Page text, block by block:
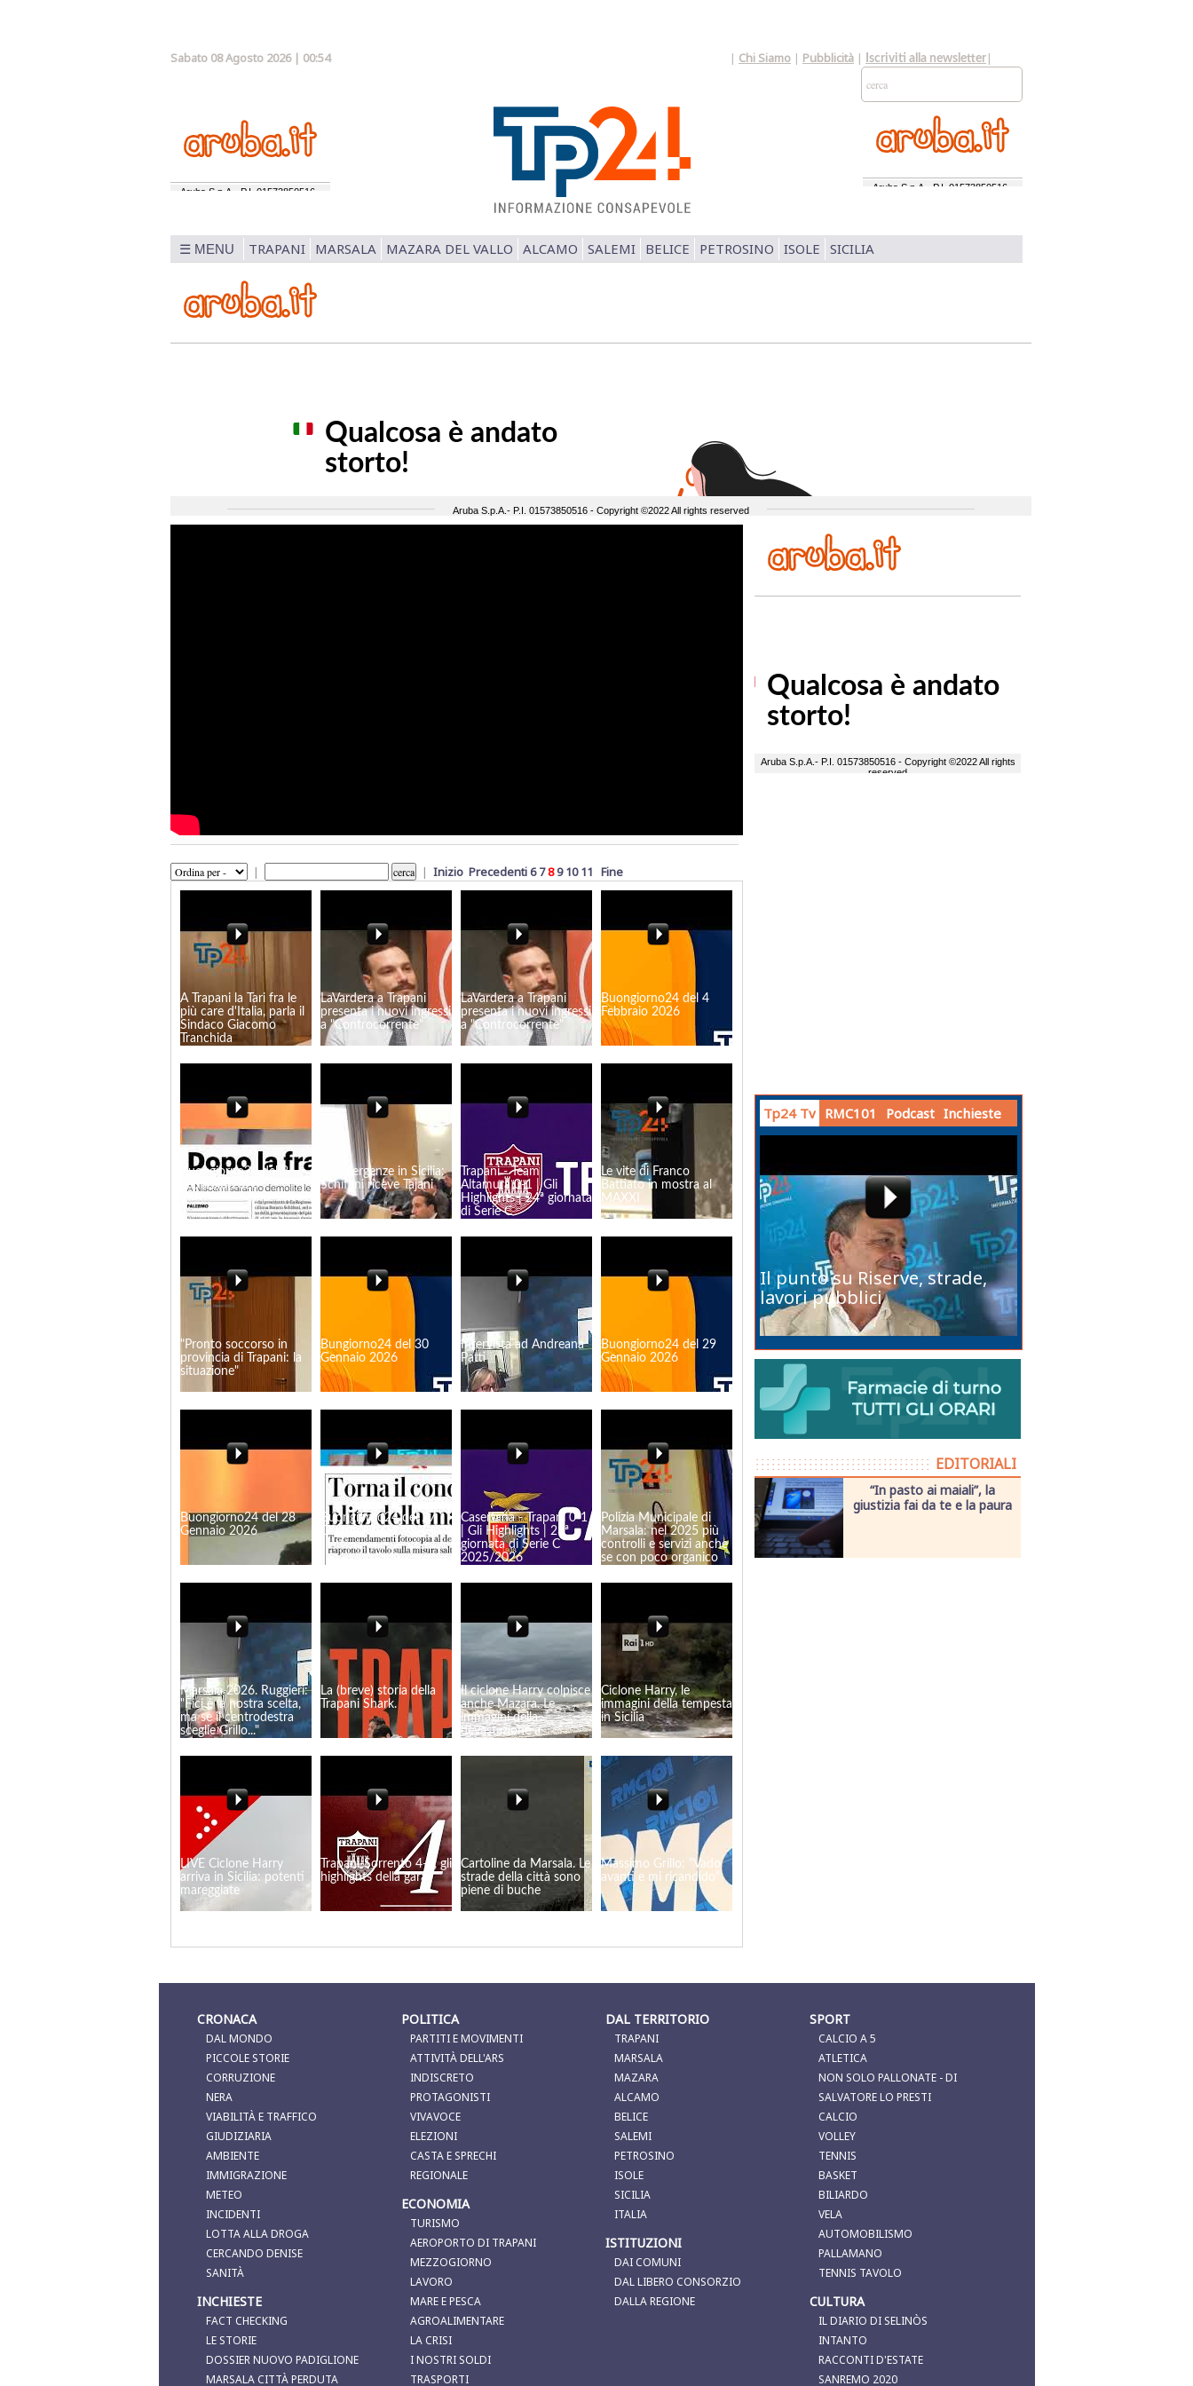
Sabato 08 Agosto 2026 | 00:54 | Chi Siamo | Pubblicità | Iscriviti alla newsletter |
☰ MENU TRAPANI MARSALA MAZARA DEL VALLO ALCAMO SALEMI BELICE PETROSINO ISOLE SICILIA
| | Inizio Precedenti6 789 10 11 Fine
A Trapani la Tari fra le
più care d'Italia, parla il
Sindaco Giacomo
Tranchida
LaVardera a Trapani
presenta i nuovi ingressi
a "Controcorrente"
LaVardera a Trapani
presenta i nuovi ingressi
a "Controcorrente"
Buongiorno24 del 4
Febbraio 2026
Buongiorno24 del 3
Febbraio 2026
Le emergenze in Sicilia:
Schifani riceve Tajani
Trapani - Team
Altamura 0-1 | Gli
Highlights | 24ª giornata
di Serie C
Le vite di Franco
Battiato in mostra al
MAXXI
"Pronto soccorso in
provincia di Trapani: la
situazione"
Bungiorno24 del 30
Gennaio 2026
Intervista ad Andreana
Patti
Buongiorno24 del 29
Gennaio 2026
Buongiorno24 del 28
Gennaio 2026
Buongiorno24 del 27
Gennaio 2026
Casertana - Trapani 0-1
| Gli Highlights | 23ª
giornata di Serie C
2025/2026
Polizia Municipale di
Marsala: nel 2025 più
controlli e servizi anche
se con poco organico
Marsala 2026. Ruggieri:
"Fici è la nostra scelta,
ma se il centrodestra
sceglie Grillo..."
La (breve) storia della
Trapani Shark.
Il ciclone Harry colpisce
anche Mazara. Le
immagini della
devastazione a
Ciclone Harry, le
immagini della tempesta
in Sicilia
LIVE Ciclone Harry
arriva in Sicilia: potenti
mareggiate
Trapani-Sorrento 4-0, gli
highlights della gara
Cartoline da Marsala. Le
strade della città sono
piene di buche
Massimo Grillo: “Vado
avanti e mi ricandido“
Tp24 Tv RMC101 Podcast Inchieste
Il punto su Riserve, strade,
lavori pubblici
EDITORIALI
“In pasto ai maiali”, la
giustizia fai da te e la paura
CRONACA
DAL MONDO
PICCOLE STORIE
CORRUZIONE
NERA
VIABILITÀ E TRAFFICO
GIUDIZIARIA
AMBIENTE
IMMIGRAZIONE
METEO
INCIDENTI
LOTTA ALLA DROGA
CERCANDO DENISE
SANITÀ
INCHIESTE
FACT CHECKING
LE STORIE
DOSSIER NUOVO PADIGLIONE
MARSALA CITTÀ PERDUTA
POLITICA
PARTITI E MOVIMENTI
ATTIVITÀ DELL'ARS
INDISCRETO
PROTAGONISTI
VIVAVOCE
ELEZIONI
CASTA E SPRECHI
REGIONALE
ECONOMIA
TURISMO
AEROPORTO DI TRAPANI
MEZZOGIORNO
LAVORO
MARE E PESCA
AGROALIMENTARE
LA CRISI
I NOSTRI SOLDI
TRASPORTI
DAL TERRITORIO
TRAPANI
MARSALA
MAZARA
ALCAMO
BELICE
SALEMI
PETROSINO
ISOLE
SICILIA
ITALIA
ISTITUZIONI
DAI COMUNI
DAL LIBERO CONSORZIO
DALLA REGIONE
SPORT
CALCIO A 5
ATLETICA
NON SOLO PALLONATE - DI
SALVATORE LO PRESTI
CALCIO
VOLLEY
TENNIS
BASKET
BILIARDO
VELA
AUTOMOBILISMO
PALLAMANO
TENNIS TAVOLO
CULTURA
IL DIARIO DI SELINÒS
INTANTO
RACCONTI D'ESTATE
SANREMO 2020